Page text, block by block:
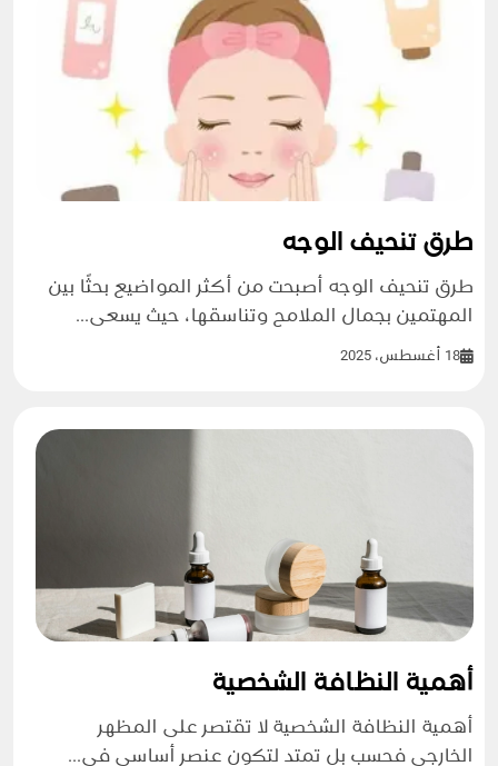
طرق تنحيف الوجه
طرق تنحيف الوجه أصبحت من أكثر المواضيع بحثًا بين
المهتمين بجمال الملامح وتناسقها، حيث يسعى...
18 أغسطس، 2025
أهمية النظافة الشخصية
أهمية النظافة الشخصية لا تقتصر على المظهر
الخارجي فحسب بل تمتد لتكون عنصر أساسي في...